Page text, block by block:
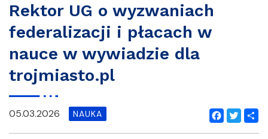
Rektor UG o wyzwaniach
federalizacji i płacach w
nauce w wywiadzie dla
trojmiasto.pl
Facebook
Twitter
05.03.2026 NAUKA